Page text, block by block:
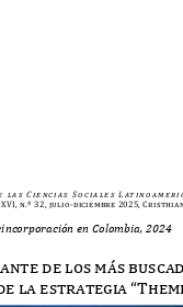
l a s C i e n c i a s S o c i a l e s L at i n o a m e r i
n.º 32, julio-diciembre 2025,
en Colombia, 2024
de los más
la estrategia